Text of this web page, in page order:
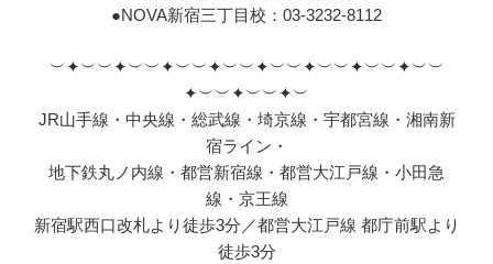
●NOVA新宿三丁目校：03-3232-8112
︶✦︶︶✦︶︶✦︶︶✦︶︶✦︶︶✦︶︶✦︶︶✦︶︶
✦︶︶✦︶︶✦︶
JR山手線・中央線・総武線・埼京線・宇都宮線・湘南新
宿ライン・
地下鉄丸ノ内線・都営新宿線・都営大江戸線・小田急
線・京王線
新宿駅西口改札より徒歩3分／都営大江戸線 都庁前駅より
徒歩3分